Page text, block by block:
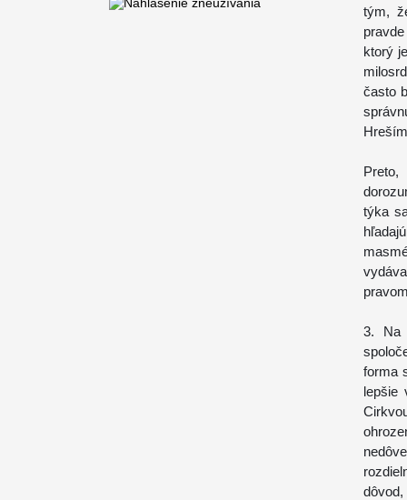
tým,
ktorý
často
týka
3. Na
forma
lepšie